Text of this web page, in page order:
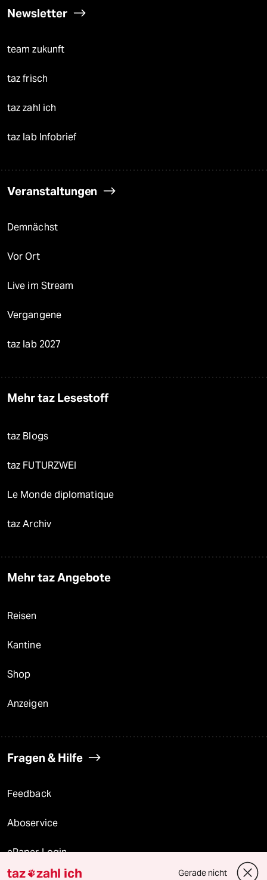
Newsletter
team zukunft
taz frisch
taz zahl ich
taz lab Infobrief
Veranstaltungen
Demnächst
Vor Ort
Live im Stream
Vergangene
taz lab 2027
Mehr taz Lesestoff
taz Blogs
taz FUTURZWEI
Le Monde diplomatique
taz Archiv
Mehr taz Angebote
Reisen
Kantine
Shop
Anzeigen
Fragen & Hilfe
Feedback
Aboservice
ePaper Login
taz zahl ich Gerade nicht